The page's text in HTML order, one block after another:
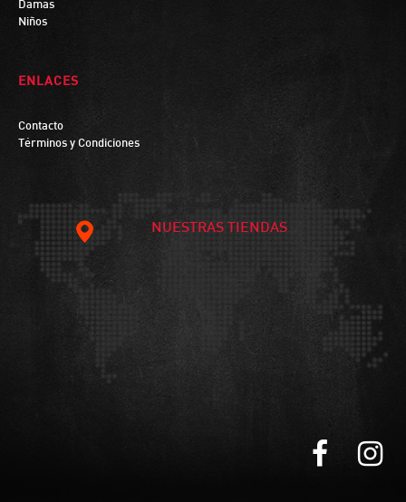
Damas
Niños
ENLACES
Contacto
Términos y Condiciones
NUESTRAS TIENDAS